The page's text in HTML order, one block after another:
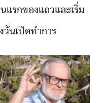
แรกของแถวและเริ่ม
นเปิดทำการ